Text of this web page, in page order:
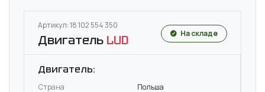
Артикул: 18 102 554 350
Двигатель LUD На складе
Двигатель:
Страна
Польша